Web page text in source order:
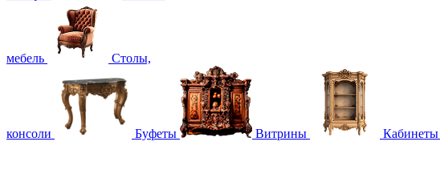
мебель Столы,
консоли Буфеты Витрины Кабинеты